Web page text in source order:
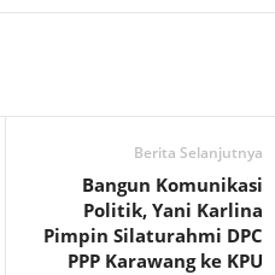
Berita Selanjutnya
Bangun Komunikasi
Politik, Yani Karlina
Pimpin Silaturahmi DPC
PPP Karawang ke KPU